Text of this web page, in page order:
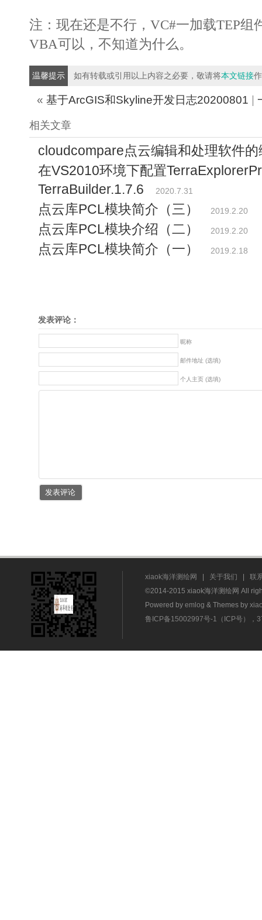
注：现在还是不行，VC#一加载TEP组
VBA可以，不知道为什么。
温馨提示 如有转载或引用以上内容之必要，敬请将本文链接
« 基于ArcGIS和Skyline开发日志20200801 |
相关文章
cloudcompare点云编辑和处理软件的
在VS2010环境下配置
TerraBuilder.1.7.6
2020.7.31
点云库PCL模块简介（三） 2019.2.20
点云库PCL模块介绍（二） 2019.2.20
点云库PCL模块简介（一） 2019.2.18
发表评论：
昵称
邮件地址 (选填)
个人主页 (选填)
xiaok海洋测绘网 关于我们
联
©2014-2015 xiaok海洋测绘网 All
Powered by emlog & Themes by
鲁ICP备15002997号-1（ICP号），